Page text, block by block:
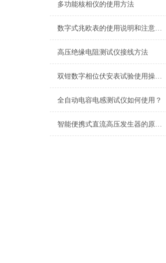
多功能核相仪的使用方法
数字式兆欧表的使用说明和注意事项
高压绝缘电阻测试仪接线方法
双钳数字相位伏安表试验使用操作步骤方法
全自动电容电感测试仪如何使用？
智能便携式直流高压发生器的原理与应用